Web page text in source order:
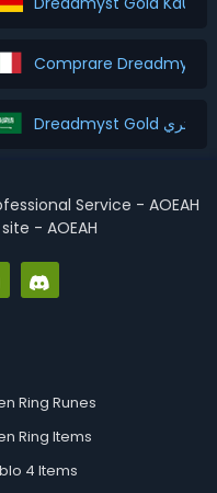
Comprare Dreadmyst
Dreadmyst Gold اشتري
Service - AOEAH
- AOEAH
Ring Runes
Ring Items
4 Items